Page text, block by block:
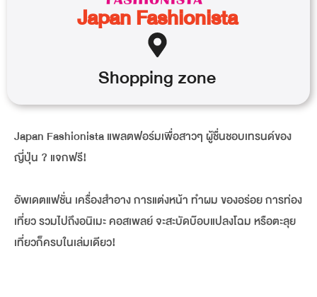
Japan Fashionista
Shoppingzone
Japan Fashionista แพลตฟอร์มเพื่อสาวๆ ผู้ชื่นชอบเทรนด์ของ
ญี่ปุ่น ? แจกฟรี!
อัพเดตแฟชั่น เครื่องสำอาง การแต่งหน้า ทำผม ของอร่อย การท่อง
เที่ยว รวมไปถึงอนิเมะ คอสเพลย์ จะสะบัดบ๊อบแปลงโฉม หรือตะลุย
เที่ยวก็ครบในเล่มเดียว!